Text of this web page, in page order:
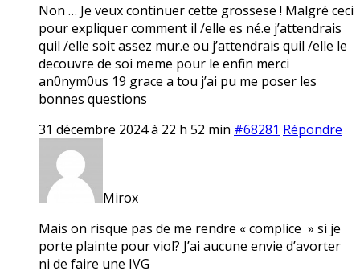
Non … Je veux continuer cette grossese ! Malgré ceci
pour expliquer comment il /elle es né.e j’attendrais
quil /elle soit assez mur.e ou j’attendrais quil /elle le
decouvre de soi meme pour le enfin merci
an0nym0us 19 grace a tou j’ai pu me poser les
bonnes questions
31 décembre 2024 à 22 h 52 min #68281 Répondre
Mirox
Mais on risque pas de me rendre « complice » si je
porte plainte pour viol? J’ai aucune envie d’avorter
ni de faire une IVG